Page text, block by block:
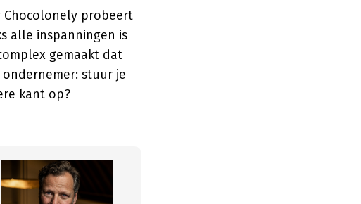
Chocolonely probeert
alle inspanningen is
gemaakt dat
stuur je
kant op?